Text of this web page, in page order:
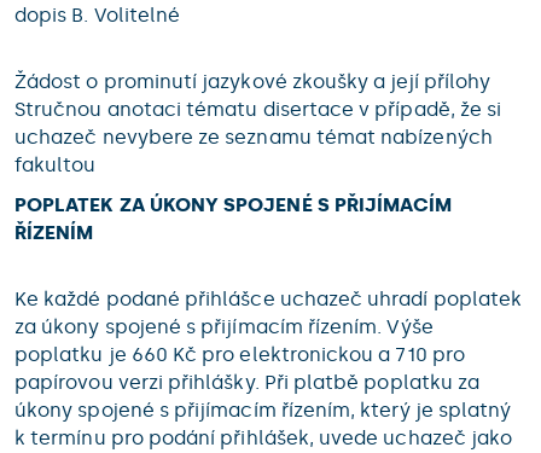
dopis B. Volitelné
Žádost o prominutí jazykové zkoušky a její přílohy
Stručnou anotaci tématu disertace v případě, že si
uchazeč nevybere ze seznamu témat nabízených
fakultou
POPLATEK ZA ÚKONY SPOJENÉ S PŘIJÍMACÍM
ŘÍZENÍM
Ke každé podané přihlášce uchazeč uhradí poplatek
za úkony spojené s přijímacím řízením. Výše
poplatku je 660 Kč pro elektronickou a 710 pro
papírovou verzi přihlášky. Při platbě poplatku za
úkony spojené s přijímacím řízením, který je splatný
k termínu pro podání přihlášek, uvede uchazeč jako